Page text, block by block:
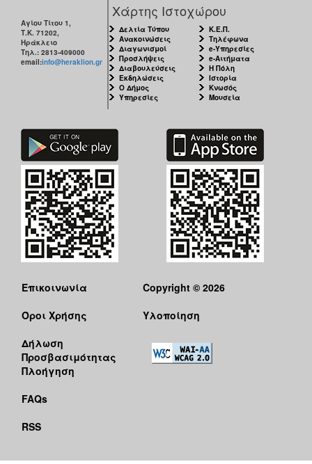
Αγίου Τίτου 1,
Τ.Κ. 71202,
Ηράκλειο
Τηλ.: 2813-409000
email:info@heraklion.gr
Χάρτης Ιστοχώρου
Δελτία Τύπου
Ανακοινώσεις
Διαγωνισμοί
Προσλήψεις
Διαβουλεύσεις
Εκδηλώσεις
Ο Δήμος
Υπηρεσίες
Κ.Ε.Π.
Τηλέφωνα
e-Υπηρεσίες
e-Αιτήματα
Η Πόλη
Ιστορία
Κνωσός
Μουσεία
Επικοινωνία
Όροι Χρήσης
Δήλωση
Προσβασιμότητας
Πλοήγηση
FAQs
RSS
Copyright © 2026
Υλοποίηση